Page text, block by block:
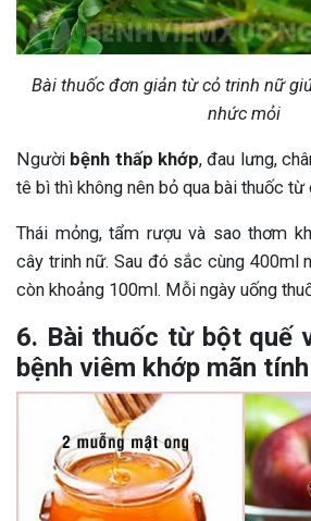
Bài thuốc đơn giản từ cỏ trinh nữ
nhức mỏi
Người bệnh thấp khớp, đau lưng,
tê bì thì không nên bỏ qua bài thuốc từ
Thái mỏng, tẩm rượu và sao thơm
cây trinh nữ. Sau đó sắc cùng 400ml
còn khoảng 100ml. Mỗi ngày uống
6. Bài thuốc từ bột quế
bệnh viêm khớp mãn tính